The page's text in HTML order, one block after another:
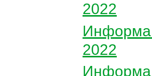
2022
2022